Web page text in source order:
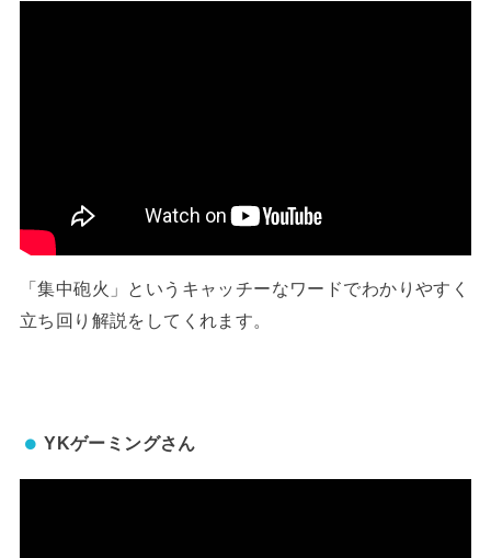
「集中砲火」というキャッチーなワードでわかりやすく
立ち回り解説をしてくれます。
YKゲーミングさん